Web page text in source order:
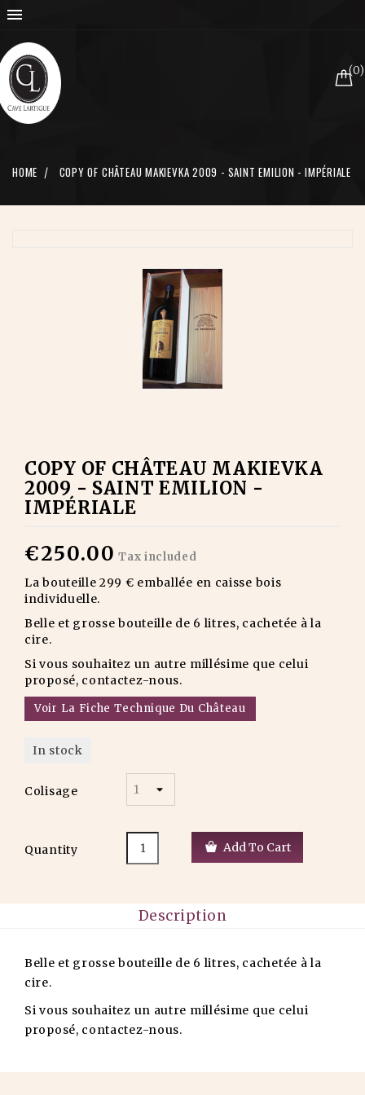

(0)
HOME COPY OF CHÂTEAU MAKIEVKA 2009 - SAINT EMILION - IMPÉRIALE
COPY OF CHÂTEAU MAKIEVKA
2009 - SAINT EMILION -
IMPÉRIALE
€250.00 Tax included
La bouteille 299 € emballée en caisse bois
individuelle.
Belle et grosse bouteille de 6 litres, cachetée à la
cire.
Si vous souhaitez un autre millésime que celui
proposé, contactez-nous.
Voir La Fiche Technique Du Château
In stock
Colisage
Quantity Add To Cart
Description
Belle et grosse bouteille de 6 litres, cachetée à la
cire.
Si vous souhaitez un autre millésime que celui
proposé, contactez-nous.